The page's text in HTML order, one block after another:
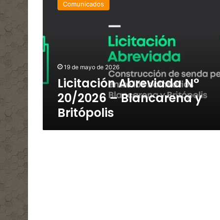
Blancarena
y
Britópolis
Comunicados
19 de mayo de 2026
Licitación Abreviada N°
20/2026 – Blancarena y
Britópolis